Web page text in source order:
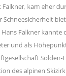
kam eher
Falkner
und als
des alpinen